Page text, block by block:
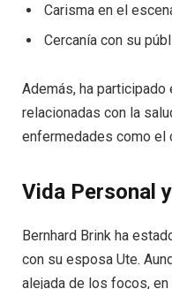
Carisma en el
Cercanía con su
Además, ha
relacionadas con la
enfermedades como el
Vida Personal
Bernhard Brink ha
con su esposa Ute.
alejada de los focos,